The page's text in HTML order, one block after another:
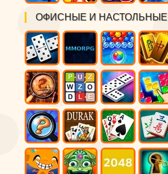
ОФИСНЫЕ И НАСТОЛЬНЫЕ